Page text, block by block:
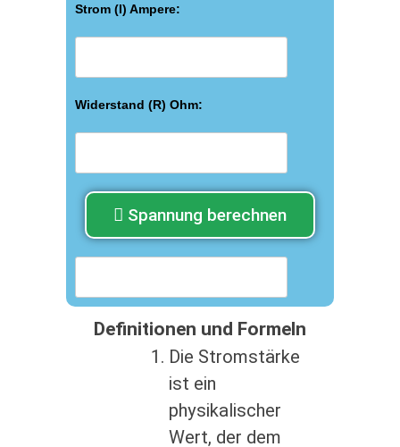
Strom (I) Ampere:
Widerstand (R) Ohm:
Spannung berechnen
Definitionen und Formeln
Die Stromstärke
ist ein
physikalischer
Wert, der dem